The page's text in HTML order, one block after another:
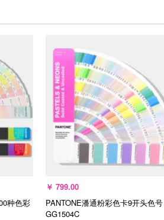
种色彩
￥ 799.00
PANTONE潘通粉彩色卡9开头色号
GG1504C